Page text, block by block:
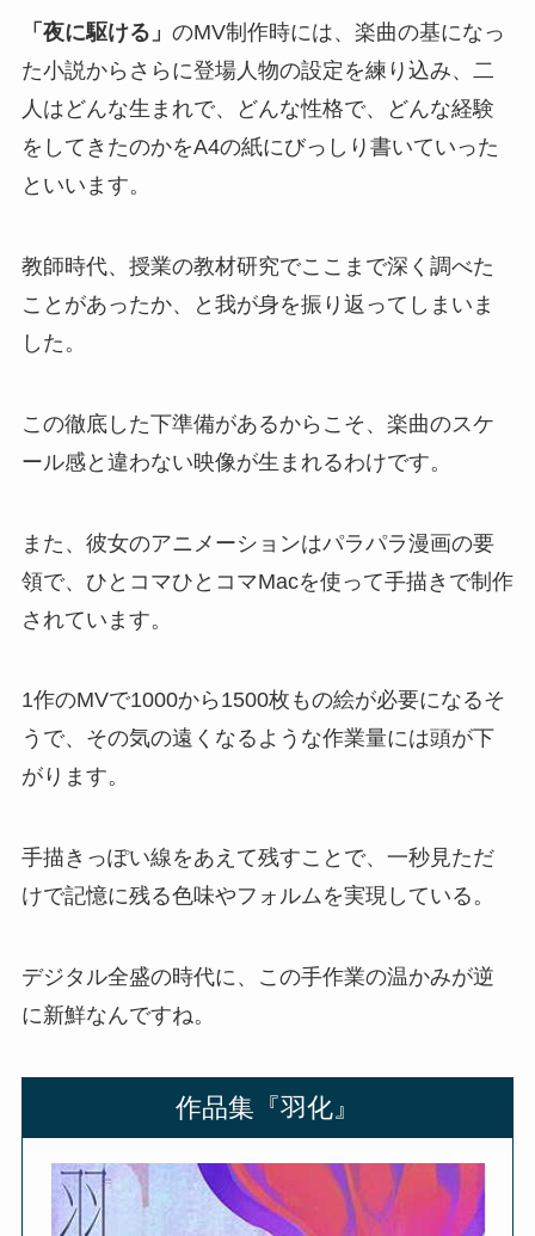
「夜に駆ける」 のMV制作時には、楽曲の基になっ
た小説からさらに登場人物の設定を練り込み、二
人はどんな生まれで、どんな性格で、どんな経験
をしてきたのかをA4の紙にびっしり書いていった
といいます。
教師時代、授業の教材研究でここまで深く調べた
ことがあったか、と我が身を振り返ってしまいま
した。
この徹底した下準備があるからこそ、楽曲のスケ
ール感と違わない映像が生まれるわけです。
また、彼女のアニメーションはパラパラ漫画の要
領で、ひとコマひとコマMacを使って手描きで制作
されています。
1作のMVで1000から1500枚もの絵が必要になるそ
うで、その気の遠くなるような作業量には頭が下
がります。
手描きっぽい線をあえて残すことで、一秒見ただ
けで記憶に残る色味やフォルムを実現している。
デジタル全盛の時代に、この手作業の温かみが逆
に新鮮なんですね。
作品集『羽化』